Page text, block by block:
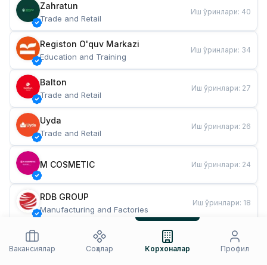
Zahratun
Trade and Retail
Иш ўринлари: 40
Registon O'quv Markazi
Education and Training
Иш ўринлари: 34
Balton
Trade and Retail
Иш ўринлари: 27
Uyda
Trade and Retail
Иш ўринлари: 26
M COSMETIC Иш ўринлари: 24
RDB GROUP
Manufacturing and Factories
Иш ўринлари: 18
Restaurants and Fast Food
Иш ўринлари
Вакансиялар
Соҳалар Корхоналар Профил